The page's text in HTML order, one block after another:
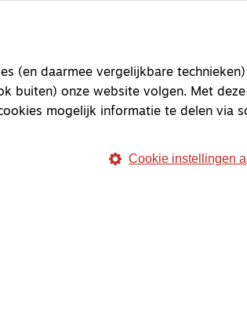
33277063
INGB 0117 5827 86
(en daarmee vergelijkbare
buiten) onze website volgen. Met
mogelijk informatie te delen via
Cookie instellingen